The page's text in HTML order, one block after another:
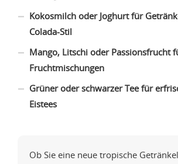
Kokosmilch oder Joghurt für
Colada-Stil
Mango, Litschi oder Passionsfrucht
Fruchtmischungen
Grüner oder schwarzer Tee für
Eistees
Ob Sie eine neue tropische